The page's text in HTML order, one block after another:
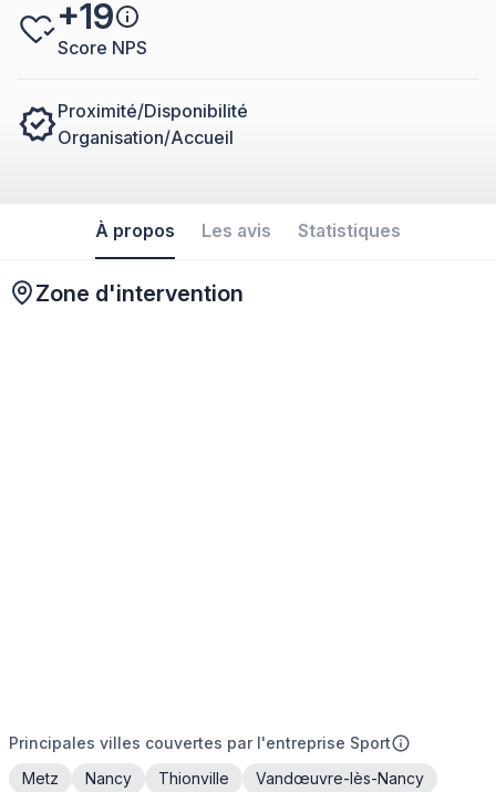
+19
Score NPS
Proximité/Disponibilité
Organisation/Accueil
À propos Les avis Statistiques
Zone d'intervention
Principales villes couvertes par l'entreprise Sport
Metz
Nancy Thionville Vandœuvre-lès-Nancy